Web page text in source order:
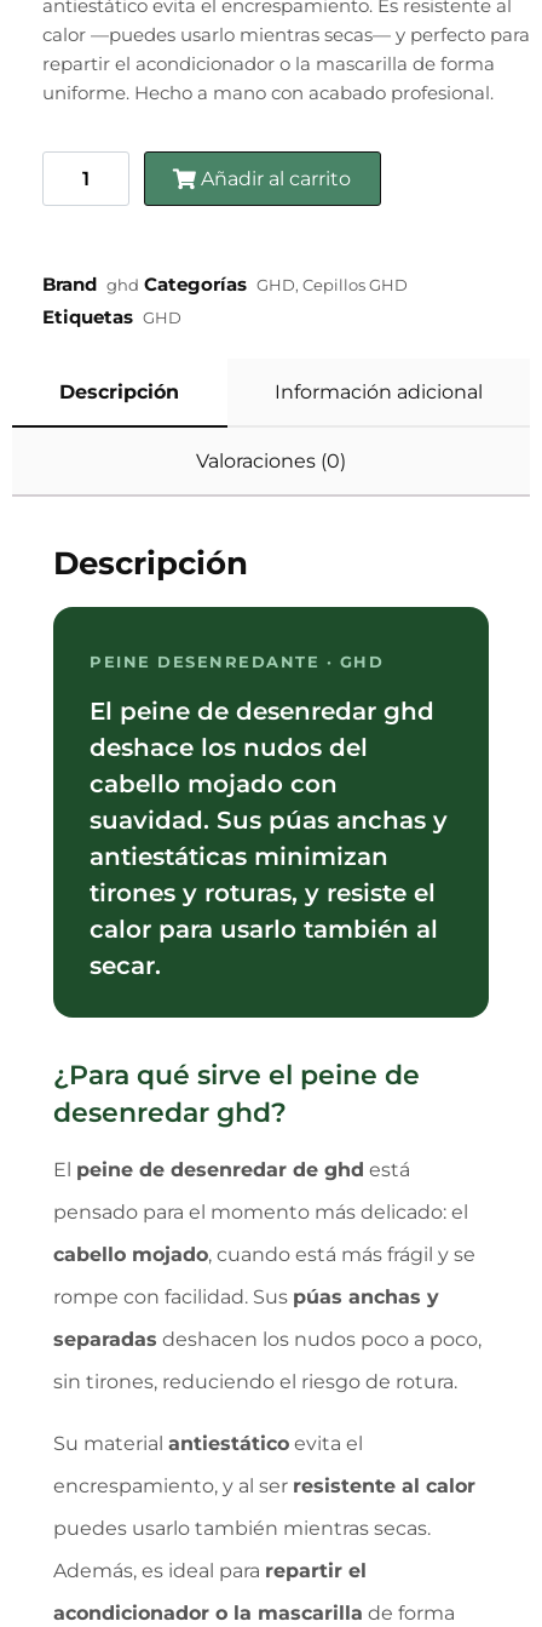
antiestático evita el encrespamiento. Es resistente al
calor —puedes usarlo mientras secas— y perfecto para
repartir el acondicionador o la mascarilla de forma
uniforme. Hecho a mano con acabado profesional.
Añadir al carrito
Brand ghd Categorías GHD, Cepillos GHD
Etiquetas GHD
Descripción Información adicional
Valoraciones (0)
Descripción
PEINE DESENREDANTE · GHD
El peine de desenredar ghd
deshace los nudos del
cabello mojado con
suavidad. Sus púas anchas y
antiestáticas minimizan
tirones y roturas, y resiste el
calor para usarlo también al
secar.
¿Para qué sirve el peine de
desenredar ghd?
El peine de desenredar de ghd está
pensado para el momento más delicado: el
cabello mojado, cuando está más frágil y se
rompe con facilidad. Sus púas anchas y
separadas deshacen los nudos poco a poco,
sin tirones, reduciendo el riesgo de rotura.
Su material antiestático evita el
encrespamiento, y al ser resistente al calor
puedes usarlo también mientras secas.
Además, es ideal para repartir el
acondicionador o la mascarilla de forma